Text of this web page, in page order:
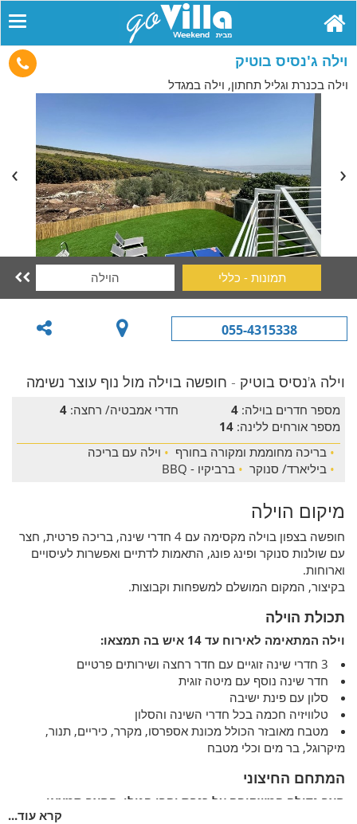
וילה ג'נסיס בוטיק
וילה בכנרת וגליל תחתון, וילה במגדל
תמונות - כללי הוילה 
055-4315338
וילה ג'נסיס בוטיק - חופשה בוילה מול נוף עוצר נשימה
מספר חדרים בוילה: 4 חדרי אמבטיה/ רחצה: 4
מספר אורחים ללינה: 14
• בריכה מחוממת ומקורה בחורף • וילה עם בריכה
• ביליארד/ סנוקר • ברביקיו - BBQ
מיקום הוילה
חופשה בצפון בוילה מקסימה עם 4 חדרי שינה, בריכה פרטית, חצר
עם שולנות סנוקר ופינג פונג, התאמות לדתיים ואפשרות לעיסויים
וארוחות.
בקיצור, המקום המושלם למשפחות וקבוצות.
תכולת הוילה
וילה המתאימה לאירוח עד 14 איש בה תמצאו:
3 חדרי שינה זוגיים עם חדר רחצה ושירותים פרטיים
חדר שינה נוסף עם מיטה זוגית
סלון עם פינת ישיבה
טלוויזיה חכמה בכל חדרי השינה והסלון
מטבח מאובזר הכולל מכונת אספרסו, מקרר, כיריים, תנור,
מיקרוגל, בר מים וכלי מטבח
המתחם החיצוני
חצר גדולה המשקיפה על כנרת והרי הגולן. החצר תמצאו:
קרא עוד...